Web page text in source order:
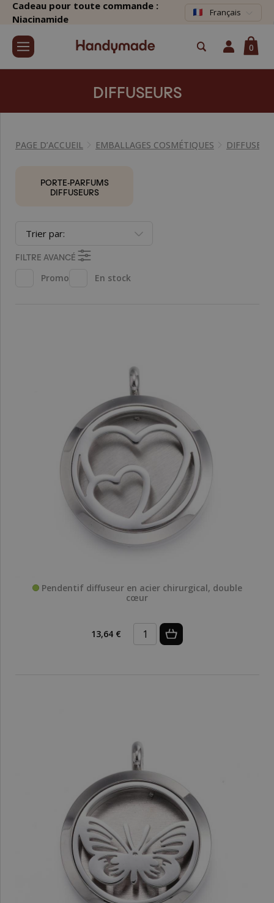
Cadeau pour toute commande :
Niacinamide
Français
0
DIFFUSEURS
PAGE D’ACCUEIL EMBALLAGES COSMÉTIQUES
PORTE-PARFUMS
DIFFUSEURS
Trier par:
FILTRE AVANCÉ
Promo
En stock
Pendentif diffuseur en acier chirurgical, double
cœur
13,64 €